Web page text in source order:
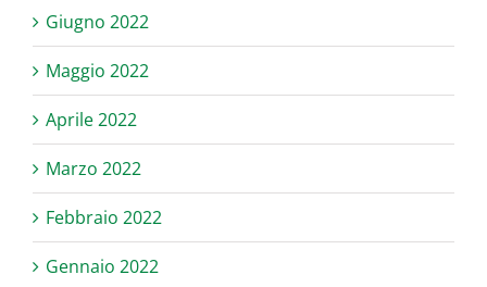
Giugno 2022
Maggio 2022
Aprile 2022
Marzo 2022
Febbraio 2022
Gennaio 2022